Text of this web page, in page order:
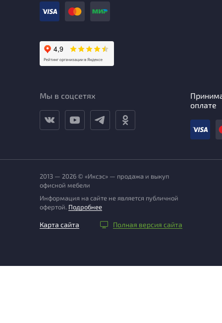
Мы в соцсетях
оплате
2013 — 2026 © «Иксэс» — продажа и выкуп
офисной мебели
Информация на сайте не является публичной
офертой. Подробнее
Карта сайта Полная версия сайта